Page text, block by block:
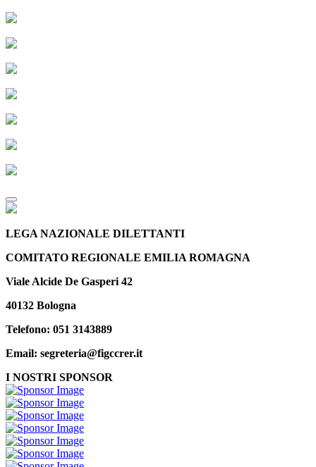
LEGA NAZIONALE DILETTANTI
COMITATO REGIONALE EMILIA ROMAGNA
Viale Alcide De Gasperi 42
40132 Bologna
Telefono: 051 3143889
Email: segreteria@figccrer.it
I NOSTRI SPONSOR